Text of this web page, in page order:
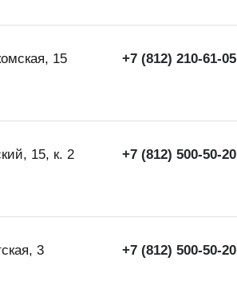
15
+7 (812) 210-61-05
15, к. 2
+7 (812) 500-50-20
3
+7 (812) 500-50-20